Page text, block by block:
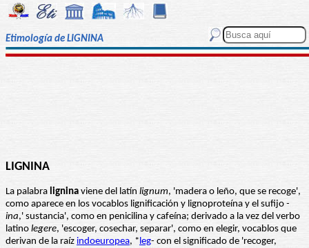
Etimología de LIGNINA
LIGNINA
La palabra lignina viene del latín lignum, 'madera o leño, que se recoge',
como aparece en los vocablos lignificación y lignoproteína y el sufijo -
ina,' sustancia', como en penicilina y cafeína; derivado a la vez del verbo
latino legere, 'escoger, cosechar, separar', como en elegir, vocablos que
derivan de la raíz indoeuropea, *leg- con el significado de 'recoger,